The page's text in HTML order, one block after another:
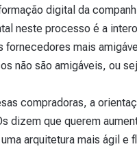
digital da
neste processo é a
fornecedores mais
não são amigáveis, ou
compradoras, a
dizem que querem
arquitetura mais ágil
R
i
s
t